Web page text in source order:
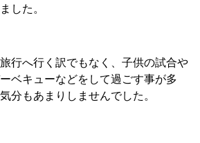
した。
行へ行く訳でもなく、子供の試合や
ベキューなどをして過ごす事が多
分もあまりしませんでした。